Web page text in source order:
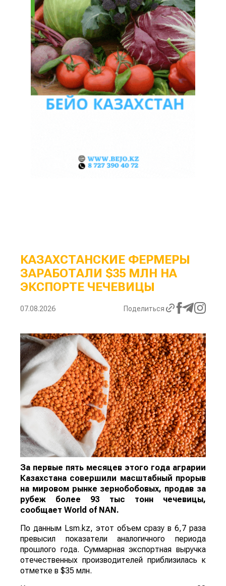
КАЗАХСТАНСКИЕ ФЕРМЕРЫ
ЗАРАБОТАЛИ $35 МЛН НА
ЭКСПОРТЕ ЧЕЧЕВИЦЫ
07.08.2026 Поделиться
За первые пять месяцев этого года аграрии
Казахстана совершили масштабный прорыв
на мировом рынке зернобобовых, продав за
рубеж более 93 тыс тонн чечевицы,
сообщает World of NAN.
По данным Lsm.kz, этот объем сразу в 6,7 раза
превысил показатели аналогичного периода
прошлого года. Суммарная экспортная выручка
отечественных производителей приблизилась к
отметке в $35 млн.